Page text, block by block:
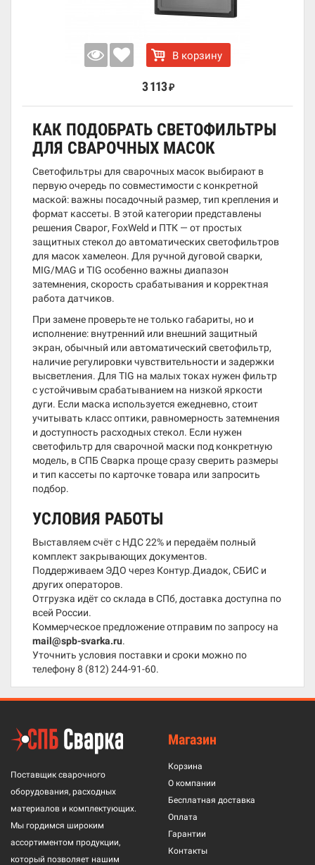
В корзину
3 113 ₽
КАК ПОДОБРАТЬ СВЕТОФИЛЬТРЫ
ДЛЯ СВАРОЧНЫХ МАСОК
Светофильтры для сварочных масок выбирают в
первую очередь по совместимости с конкретной
маской: важны посадочный размер, тип крепления и
формат кассеты. В этой категории представлены
решения Сварог, FoxWeld и ПТК — от простых
защитных стекол до автоматических светофильтров
для масок хамелеон. Для ручной дуговой сварки,
MIG/MAG и TIG особенно важны диапазон
затемнения, скорость срабатывания и корректная
работа датчиков.
При замене проверьте не только габариты, но и
исполнение: внутренний или внешний защитный
экран, обычный или автоматический светофильтр,
наличие регулировки чувствительности и задержки
высветления. Для TIG на малых токах нужен фильтр
с устойчивым срабатыванием на низкой яркости
дуги. Если маска используется ежедневно, стоит
учитывать класс оптики, равномерность затемнения
и доступность расходных стекол. Если нужен
светофильтр для сварочной маски под конкретную
модель, в СПБ Сварка проще сразу сверить размеры
и тип кассеты по карточке товара или запросить
подбор.
УСЛОВИЯ РАБОТЫ
Выставляем счёт с НДС 22% и передаём полный
комплект закрывающих документов.
Поддерживаем ЭДО через Контур.Диадок, СБИС и
других операторов.
Отгрузка идёт со склада в СПб, доставка доступна по
всей России.
Коммерческое предложение отправим по запросу на
mail@spb-svarka.ru.
Уточнить условия поставки и сроки можно по
телефону8 (812) 244-91-60.
Поставщик сварочного
оборудования, расходных
материалов и комплектующих.
Мы гордимся широким
ассортиментом продукции,
который позволяет нашим
Магазин
Корзина
О компании
Бесплатная доставка
Оплата
Гарантии
Контакты